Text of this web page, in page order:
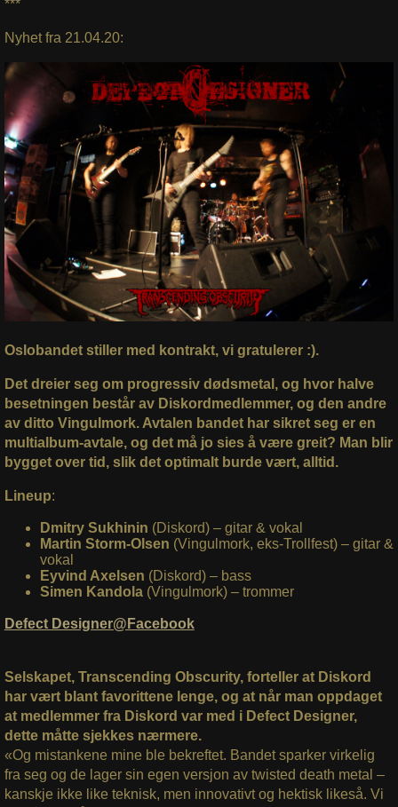
***
Nyhet fra 21.04.20:
Oslobandet stiller med kontrakt, vi gratulerer :).
Det dreier seg om progressiv dødsmetal, og hvor halve
besetningen består av Diskordmedlemmer, og den andre
av ditto Vingulmork. Avtalen bandet har sikret seg er en
multialbum-avtale, og det må jo sies å være greit? Man blir
bygget over tid, slik det optimalt burde vært, alltid.
Lineup:
Dmitry Sukhinin (Diskord) – gitar & vokal
Martin Storm-Olsen (Vingulmork, eks-Trollfest) – gitar &
vokal
Eyvind Axelsen (Diskord) – bass
Simen Kandola(Vingulmork) – trommer
Defect Designer@Facebook
Selskapet, Transcending Obscurity, forteller at Diskord
har vært blant favorittene lenge, og at når man oppdaget
at medlemmer fra Diskord var med i Defect Designer,
dette måtte sjekkes nærmere.
«Og mistankene mine ble bekreftet. Bandet sparker virkelig
fra seg og de lager sin egen versjon av twisted death metal –
kanskje ikke like teknisk, men innovativt og hektisk likeså. Vi